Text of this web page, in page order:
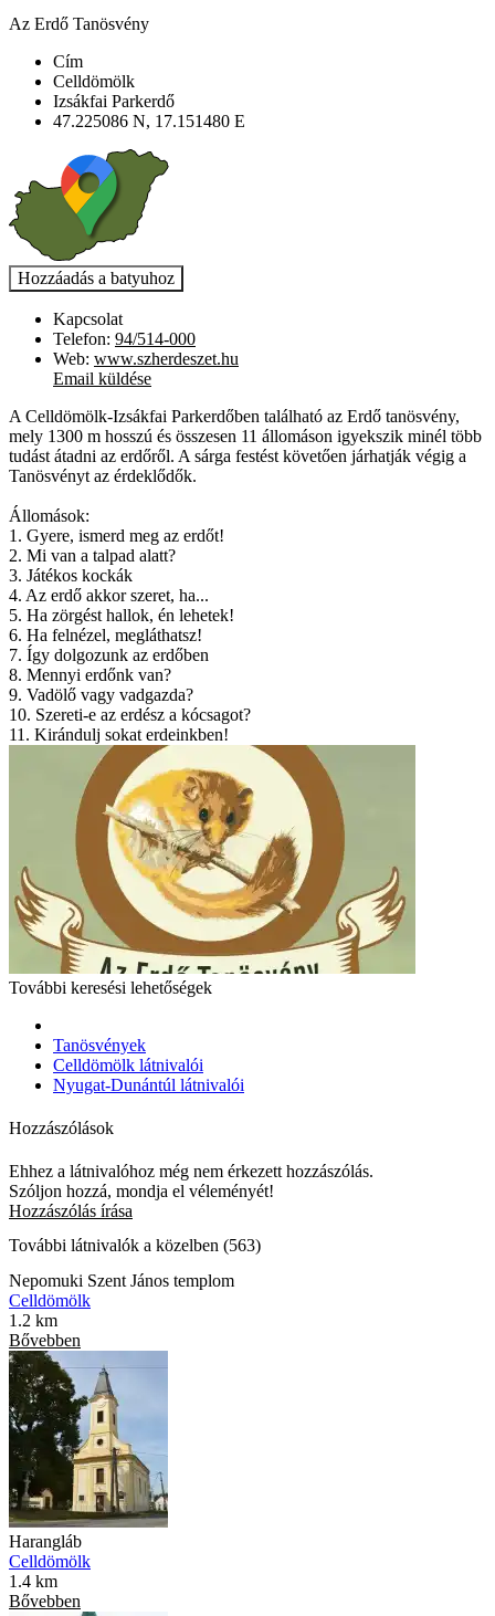
Az Erdő Tanösvény
Cím
Celldömölk
Izsákfai Parkerdő
47.225086 N, 17.151480 E
Kapcsolat
Telefon: 94/514-000
Web: www.szherdeszet.hu
Email küldése
A Celldömölk-Izsákfai Parkerdőben található az Erdő tanösvény,
mely 1300 m hosszú és összesen 11 állomáson igyekszik minél több
tudást átadni az erdőről. A sárga festést követően járhatják végig a
Tanösvényt az érdeklődők.
Állomások:
1. Gyere, ismerd meg az erdőt!
2. Mi van a talpad alatt?
3. Játékos kockák
4. Az erdő akkor szeret, ha...
5. Ha zörgést hallok, én lehetek!
6. Ha felnézel, megláthatsz!
7. Így dolgozunk az erdőben
8. Mennyi erdőnk van?
9. Vadölő vagy vadgazda?
10. Szereti-e az erdész a kócsagot?
11. Kirándulj sokat erdeinkben!
További keresési lehetőségek
Tanösvények
Celldömölk látnivalói
Nyugat-Dunántúl látnivalói
Hozzászólások
Ehhez a látnivalóhoz még nem érkezett hozzászólás.
Szóljon hozzá, mondja el véleményét!
Hozzászólás írása
További látnivalók a közelben (563)
Nepomuki Szent János templom
Celldömölk
1.2 km
Bővebben
Harangláb
Celldömölk
1.4 km
Bővebben